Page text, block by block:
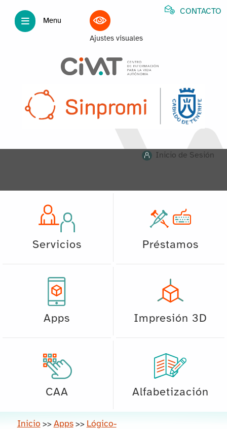
Menu
Ajustes visuales
CONTACTO
Inicio de Sesión
Servicios Préstamos
Apps Impresión 3D
CAA Alfabetización
Inicio >> Apps >> Lógico-